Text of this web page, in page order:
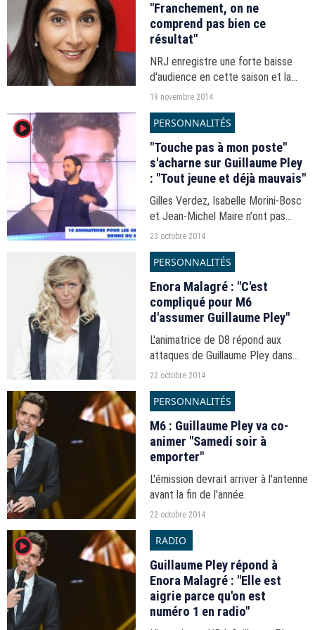
"Franchement, on ne
comprend pas bien ce
résultat"
NRJ enregistre une forte baisse
d'audience en cette saison et la
patronne de la station ne comprend
19 novembre 2014
player2 PERSONNALITÉS
"Touche pas à mon poste"
s'acharne sur Guillaume Pley
: "Tout jeune et déjà mauvais"
Gilles Verdez, Isabelle Morini-Bosc
et Jean-Michel Maire n'ont pas
aimé sa (courte) prestation dans
23 octobre 2014
PERSONNALITÉS
Enora Malagré : "C'est
compliqué pour M6
d'assumer Guillaume Pley"
L'animatrice de D8 répond aux
attaques de Guillaume Pley dans
une interview à 20minutes.fr
22 octobre 2014
PERSONNALITÉS
M6 : Guillaume Pley va co-
animer "Samedi soir à
emporter"
L'émission devrait arriver à l'antenne
avant la fin de l'année.
22 octobre 2014
player2 RADIO
Guillaume Pley répond à
Enora Malagré : "Elle est
aigrie parce qu'on est
numéro 1 en radio"